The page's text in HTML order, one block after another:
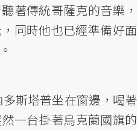
著傳統哥薩克的音樂，
同時他也已經準備好面
斯塔普坐在窗邊，喝著
一台掛著烏克蘭國旗的